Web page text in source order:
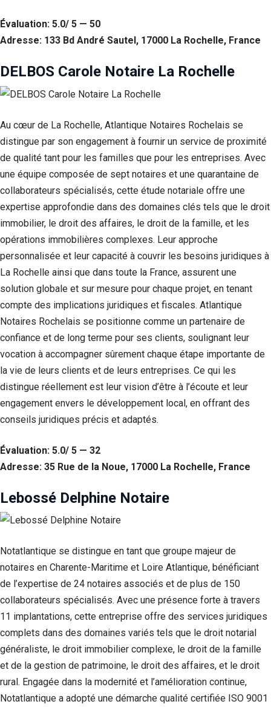
Évaluation: 5.0/ 5 — 50
Adresse: 133 Bd André Sautel, 17000 La Rochelle, France
DELBOS Carole Notaire La Rochelle
Au cœur de La Rochelle, Atlantique Notaires Rochelais se
distingue par son engagement à fournir un service de proximité
de qualité tant pour les familles que pour les entreprises. Avec
une équipe composée de sept notaires et une quarantaine de
collaborateurs spécialisés, cette étude notariale offre une
expertise approfondie dans des domaines clés tels que le droit
immobilier, le droit des affaires, le droit de la famille, et les
opérations immobilières complexes. Leur approche
personnalisée et leur capacité à couvrir les besoins juridiques à
La Rochelle ainsi que dans toute la France, assurent une
solution globale et sur mesure pour chaque projet, en tenant
compte des implications juridiques et fiscales. Atlantique
Notaires Rochelais se positionne comme un partenaire de
confiance et de long terme pour ses clients, soulignant leur
vocation à accompagner sûrement chaque étape importante de
la vie de leurs clients et de leurs entreprises. Ce qui les
distingue réellement est leur vision d’être à l’écoute et leur
engagement envers le développement local, en offrant des
conseils juridiques précis et adaptés.
Évaluation: 5.0/ 5 — 32
Adresse: 35 Rue de la Noue, 17000 La Rochelle, France
Lebossé Delphine Notaire
Notatlantique se distingue en tant que groupe majeur de
notaires en Charente-Maritime et Loire Atlantique, bénéficiant
de l’expertise de 24 notaires associés et de plus de 150
collaborateurs spécialisés. Avec une présence forte à travers
11 implantations, cette entreprise offre des services juridiques
complets dans des domaines variés tels que le droit notarial
généraliste, le droit immobilier complexe, le droit de la famille
et de la gestion de patrimoine, le droit des affaires, et le droit
rural. Engagée dans la modernité et l’amélioration continue,
Notatlantique a adopté une démarche qualité certifiée ISO 9001
Nécessaire
sont pas
facultatifs. Ils
nécessaires au
fonctionnement
du site Web.
Statistiques
Afin que
puissions
améliorer la
et la structure
en fonction
de la façon
dont le site
Web est
utilisé.
Experience
Afin que notre
fonctionne
aussi bien que
possible lors
de votre visite.